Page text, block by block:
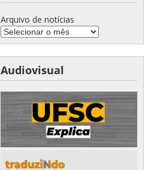
Arquivo de notícias
Audiovisual